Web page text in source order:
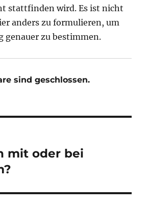
stattfinden wird. Es ist nicht
anders zu formulieren, um
genauer zu bestimmen.
sind geschlossen.
mit oder bei